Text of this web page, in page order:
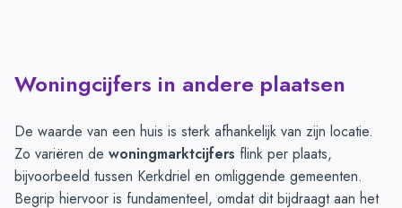
Woningcijfers in andere plaatsen
De waarde van een huis is sterk afhankelijk van zijn locatie.
Zo variëren de woningmarktcijfers flink per plaats,
bijvoorbeeld tussen Kerkdriel en omliggende gemeenten.
Begrip hiervoor is fundamenteel, omdat dit bijdraagt aan het